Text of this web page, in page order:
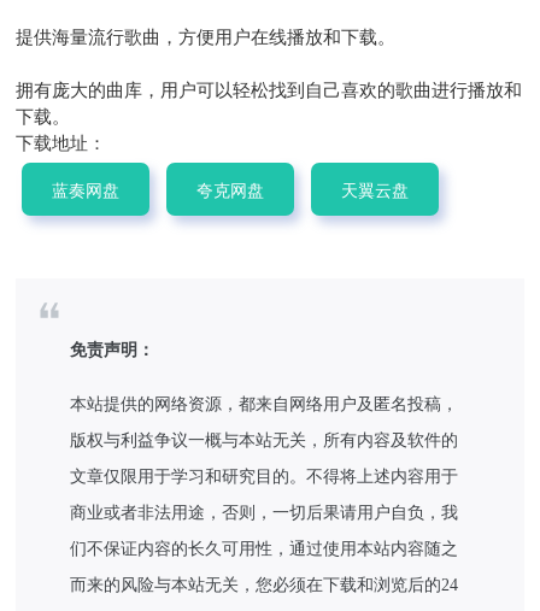
提供海量流行歌曲，方便用户在线播放和下载。
拥有庞大的曲库，用户可以轻松找到自己喜欢的歌曲进行播放和
下载。
下载地址：
蓝奏网盘 夸克网盘 天翼云盘
免责声明：
本站提供的网络资源，都来自网络用户及匿名投稿，
版权与利益争议一概与本站无关，所有内容及软件的
文章仅限用于学习和研究目的。不得将上述内容用于
商业或者非法用途，否则，一切后果请用户自负，我
们不保证内容的长久可用性，通过使用本站内容随之
而来的风险与本站无关，您必须在下载和浏览后的24